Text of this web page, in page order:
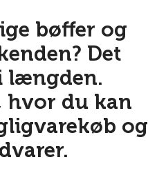
bøffer og
Det
længden.
hvor du kan
og